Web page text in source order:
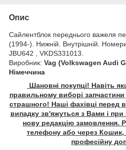
Опис
Сайлентблок переднього важеля
(1994-). Нижній. Внутрішній.
JBU642 , VKDS331013.
Виробник: Vag (Volkswagen Audi
Німеччина
Шановні покупці! Навіть
правильному виборі
страшного! Наші фахівці перед
випадку зв'яжуться з Вами і при
нову редакцію замовлення.
телефону або через Кошик,
професійну